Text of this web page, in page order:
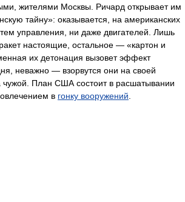
жителями Москвы. Ричард открывает им
тайну»: оказывается, на американских
управления, ни даже двигателей. Лишь
настоящие, остальное — «картон и
их детонация вызовет эффект
неважно — взорвутся они на своей
чужой. План США состоит в расшатывании
в гонку вооружений